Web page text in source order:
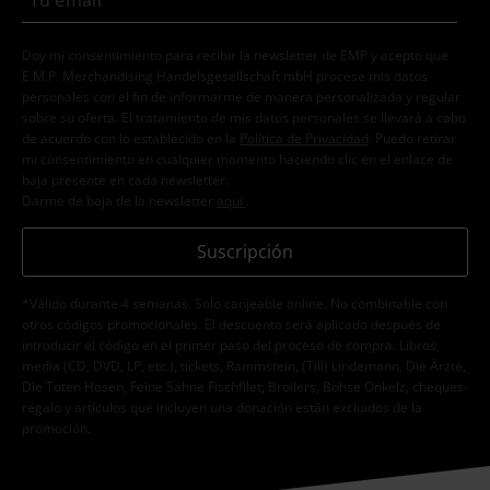
Doy mi consentimiento para recibir la newsletter de EMP y acepto que
E.M.P. Merchandising Handelsgesellschaft mbH procese mis datos
personales con el fin de informarme de manera personalizada y regular
sobre su oferta. El tratamiento de mis datos personales se llevará a cabo
de acuerdo con lo establecido en la
Política de Privacidad . Puedo retirar
mi consentimiento en cualquier momento haciendo clic en el enlace de
baja presente en cada newsletter.
Darme de baja de la newsletter
aquí
Suscripción
*Válido durante 4 semanas. Solo canjeable online. No combinable con
otros códigos promocionales. El descuento será aplicado después de
introducir el código en el primer paso del proceso de compra. Libros,
media (CD, DVD, LP, etc.), tickets, Rammstein, (Till) Lindemann, Die Ärzte,
Die Toten Hosen, Feine Sahne Fischfilet, Broilers, Böhse Onkelz, cheques-
regalo y artículos que incluyen una donación están excluidos de la
promoción.